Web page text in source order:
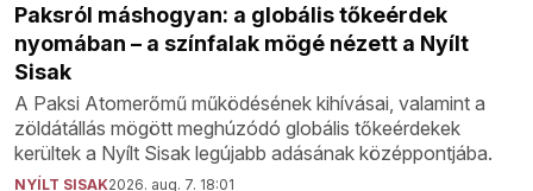
Paksról máshogyan: a globális tőkeérdek
nyomában – a színfalak mögé nézett a Nyílt
Sisak
A Paksi Atomerőmű működésének kihívásai, valamint a
zöldátállás mögött meghúzódó globális tőkeérdekek
kerültek a Nyílt Sisak legújabb adásának középpontjába.
NYÍLT SISAK2026. aug. 7. 18:01